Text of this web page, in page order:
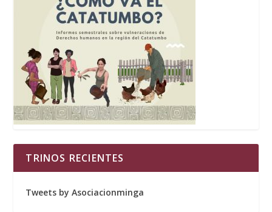
TRINOS RECIENTES
Tweets by Asociacionminga